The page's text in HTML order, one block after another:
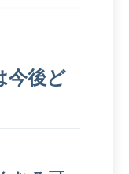
今後ど